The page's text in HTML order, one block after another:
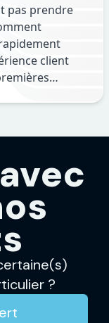
pas prendre
client
?